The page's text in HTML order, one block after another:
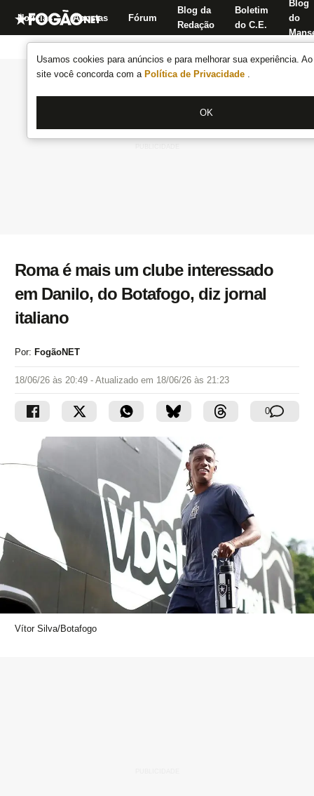
Usamos cookies para anúncios e para melhorar sua experiência.
site você concorda com a Política de Privacidade .
OK
Notícias Apostas Fórum
Blog da
Redação
Boletim
do C.E.
Blog
do
Roma é mais um clube interessado
em Danilo, do Botafogo, diz jornal
italiano
Por: FogãoNET
18/06/26 às 20:49 - Atualizado em 18/06/26 às 21:23
0
Vítor Silva/Botafogo